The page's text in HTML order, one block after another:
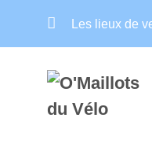
Les lieux de